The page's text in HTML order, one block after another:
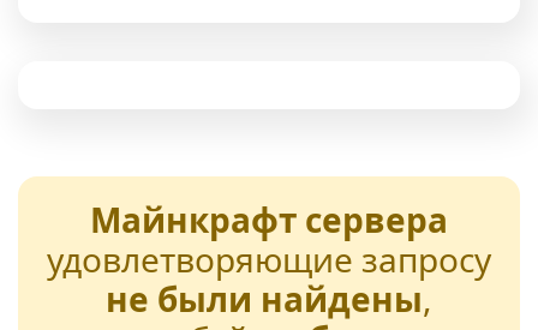
Майнкрафт сервера
удовлетворяющие запросу
не были найдены,